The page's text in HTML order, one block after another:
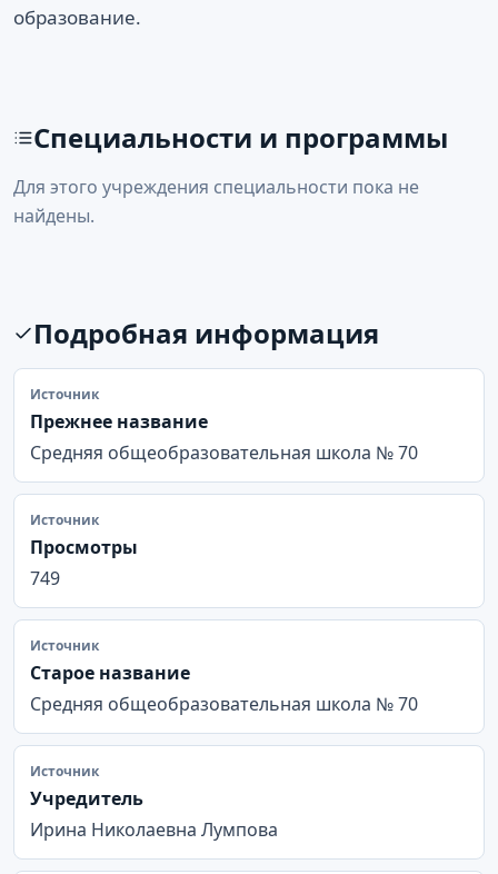
образование.
Специальности и программы
Для этого учреждения специальности пока не
найдены.
Подробная информация
Источник
Прежнее название
Средняя общеобразовательная школа № 70
Источник
Просмотры
749
Источник
Старое название
Средняя общеобразовательная школа № 70
Источник
Учредитель
Ирина Николаевна Лумпова